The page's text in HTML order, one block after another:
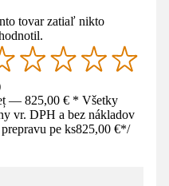
tovar zatiaľ nikto
— 825,00 € * Všetky
vr. DPH a bez nákladov
pe ks825,00 €*/